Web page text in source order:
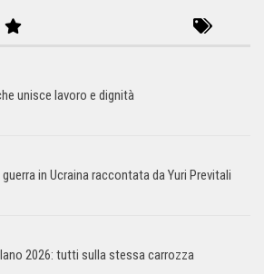
unisce lavoro e dignità
guerra in Ucraina raccontata da Yuri Previtali
2026: tutti sulla stessa carrozza